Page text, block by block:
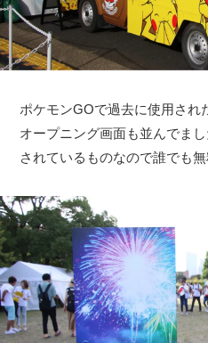
ポケモンGOで過去に使用され
オープニング画面も並んでま
されているものなので誰でも無